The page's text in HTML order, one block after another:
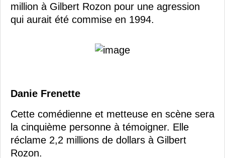
million à Gilbert Rozon pour une agression
qui aurait été commise en 1994.
Danie Frenette
Cette comédienne et metteuse en scène sera
la cinquième personne à témoigner. Elle
réclame 2,2 millions de dollars à Gilbert
Rozon.